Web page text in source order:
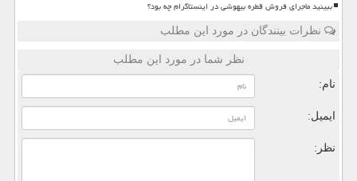
ببینید ماجرای فروش قطره بیهوشی در اینستاگرام چه بود؟
نظرات بینندگان در مورد این مطلب
نظر شما در مورد این مطلب
نام:
ایمیل:
نظر: